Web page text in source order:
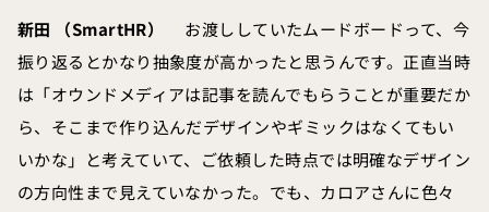
新田 （SmartHR）
お渡ししていたムードボードって、今
振り返るとかなり抽象度が高かったと思うんです。正直当時
は「オウンドメディアは記事を読んでもらうことが重要だか
ら、そこまで作り込んだデザインやギミックはなくてもい
いかな」と考えていて、ご依頼した時点では明確なデザイン
の方向性まで見えていなかった。でも、カロアさんに色々